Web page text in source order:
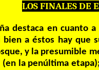
LOS FINALES DE
destaca en cuanto
a éstos hay que
y la presumible
la penúltima